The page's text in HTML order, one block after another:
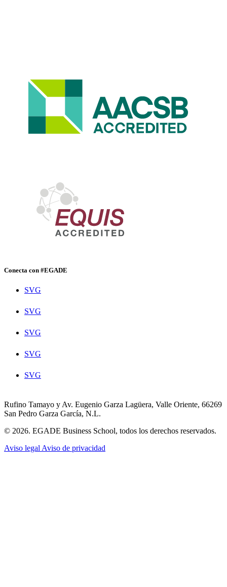
Conecta con #EGADE
SVG
SVG
SVG
SVG
SVG
Rufino Tamayo y Av. Eugenio Garza Lagüera, Valle Oriente, 66269
San Pedro Garza García, N.L.
© 2026. EGADE Business School, todos los derechos reservados.
Aviso legal Aviso de privacidad